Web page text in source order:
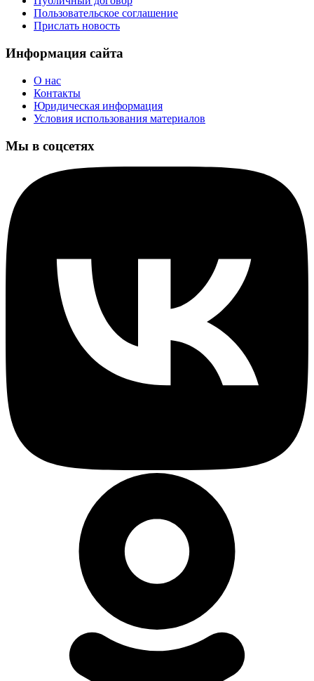
Пользовательское соглашение
Прислать новость
Информация сайта
О нас
Контакты
Юридическая информация
Условия использования материалов
Мы в соцсетях